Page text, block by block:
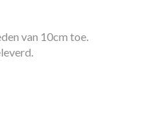
van 10cm toe.